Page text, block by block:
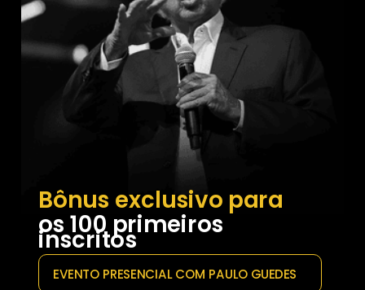
EVENTO PRESENCIAL COM PAULO GUEDES
Bônus exclusivo para
os 100 primeiros
inscritos